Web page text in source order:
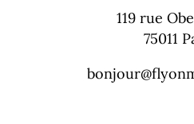
119 rue
75011